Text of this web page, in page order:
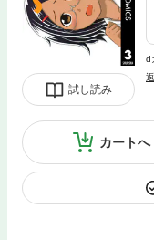
試し読み
d
カートへ